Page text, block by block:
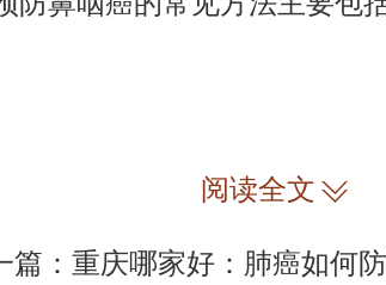
阅读全文
篇： 重庆哪家好：肺癌如何